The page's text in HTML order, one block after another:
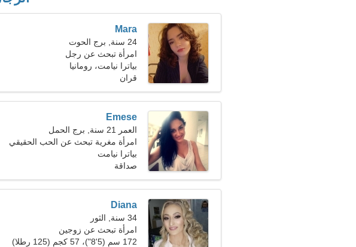
Mara
24 سنة, برج الحوت
امرأة تبحث عن رجل
بياترا نيامت، رومانيا
قران
Emese
العمر 21 سنة, برج الحمل
امرأة مغرية تبحث عن الحب الحقيقي
بياترا نيامت
صداقة
Diana
34 سنة, الثور
امرأة تبحث عن زوجين
172 سم (5'8")، 57 كجم (125 رطلا)